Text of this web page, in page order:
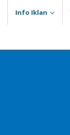
Info Iklan